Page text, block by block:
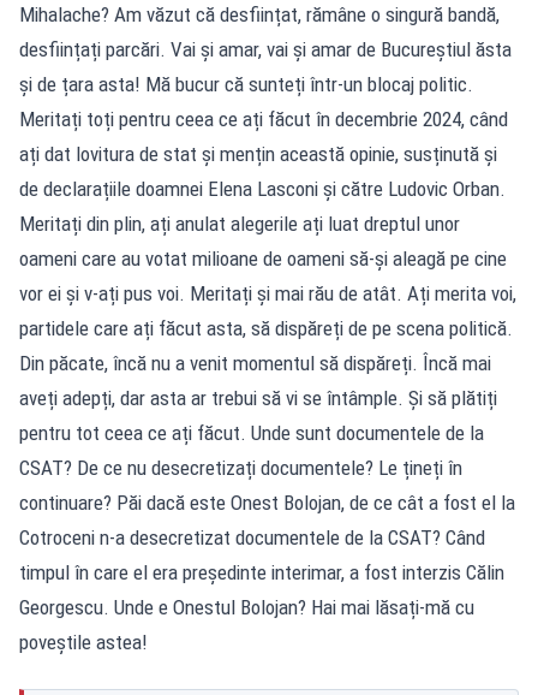
Mihalache? Am văzut că desființat, rămâne o singură bandă,
desființați parcări. Vai și amar, vai și amar de Bucureștiul ăsta
și de țara asta! Mă bucur că sunteți într-un blocaj politic.
Meritați toți pentru ceea ce ați făcut în decembrie 2024, când
ați dat lovitura de stat și mențin această opinie, susținută și
de declarațiile doamnei Elena Lasconi și către Ludovic Orban.
Meritați din plin, ați anulat alegerile ați luat dreptul unor
oameni care au votat milioane de oameni să-și aleagă pe cine
vor ei și v-ați pus voi. Meritați și mai rău de atât. Ați merita voi,
partidele care ați făcut asta, să dispăreți de pe scena politică.
Din păcate, încă nu a venit momentul să dispăreți. Încă mai
aveți adepți, dar asta ar trebui să vi se întâmple. Și să plătiți
pentru tot ceea ce ați făcut. Unde sunt documentele de la
CSAT? De ce nu desecretizați documentele? Le țineți în
continuare? Păi dacă este Onest Bolojan, de ce cât a fost el la
Cotroceni n-a desecretizat documentele de la CSAT? Când
timpul în care el era președinte interimar, a fost interzis Călin
Georgescu. Unde e Onestul Bolojan? Hai mai lăsați-mă cu
poveștile astea!